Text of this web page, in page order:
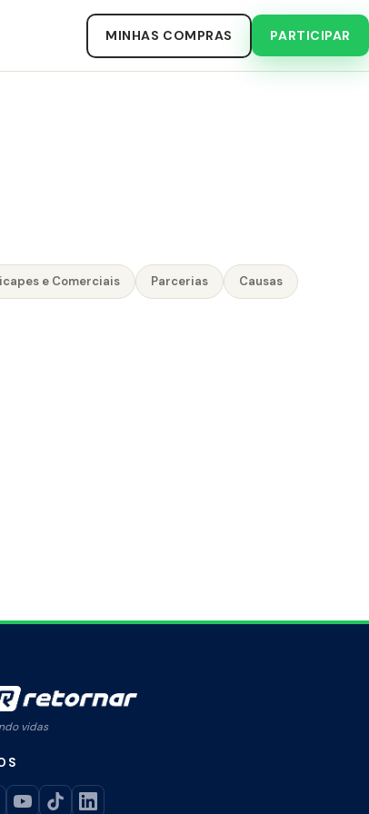
MINHAS COMPRAS PARTICIPAR
e Comerciais Parcerias Causas
vidas